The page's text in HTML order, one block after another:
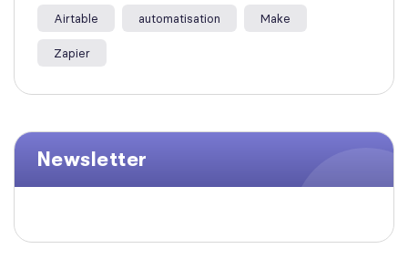
Airtable automatisation Make
Zapier
Newsletter